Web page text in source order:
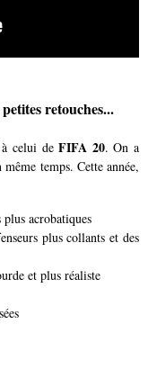
retouches...
à celui deFIFA 20. On a
temps. Cette année,
plus acrobatiques
plus collants et des
et plus réaliste